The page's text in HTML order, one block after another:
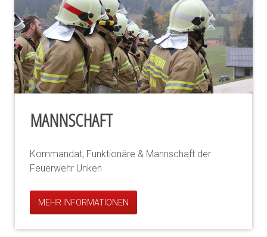
MANNSCHAFT
Kommandat, Funktionäre & Mannschaft der
Feuerwehr Unken
MEHR INFORMATIONEN